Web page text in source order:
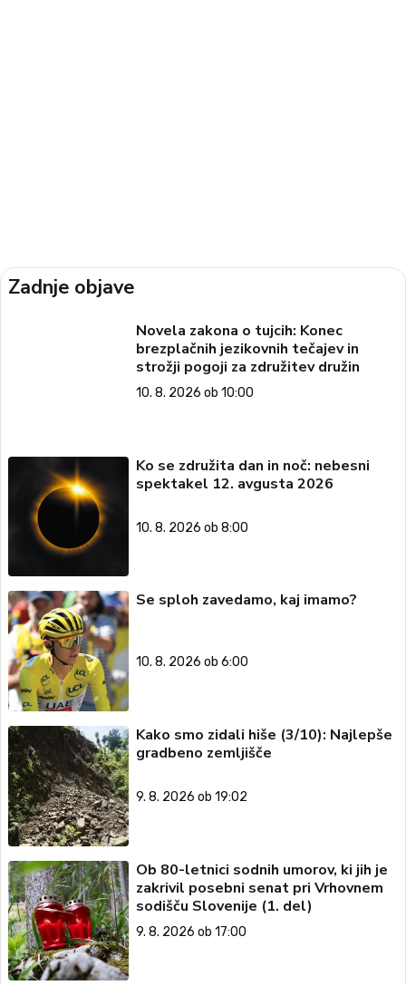
Zadnje objave
Novela zakona o tujcih: Konec
brezplačnih jezikovnih tečajev in
strožji pogoji za združitev družin
10. 8. 2026 ob 10:00
Ko se združita dan in noč: nebesni
spektakel 12. avgusta 2026
10. 8. 2026 ob 8:00
Se sploh zavedamo, kaj imamo?
10. 8. 2026 ob 6:00
Kako smo zidali hiše (3/10): Najlepše
gradbeno zemljišče
9. 8. 2026 ob 19:02
Ob 80-letnici sodnih umorov, ki jih je
zakrivil posebni senat pri Vrhovnem
sodišču Slovenije (1. del)
9. 8. 2026 ob 17:00